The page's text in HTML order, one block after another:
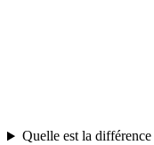
Quelle est la